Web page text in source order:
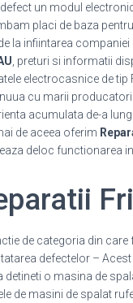
un modul
placi de baza
la infiintarea
, preturi si informatii
electrocasnice de
cu marii producatori
acumulata de-a
de aceea oferim
deloc functionarea
de categoria din care
defectelor –
detineti o masina de
de masini de spalat